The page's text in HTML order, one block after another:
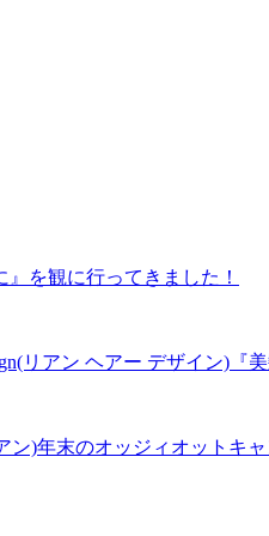
を観に行ってきました！
リアン ヘアー デザイン)
)年末のオッジィオットキ